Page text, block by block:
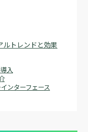
ルトレンドと効果
入
ンターフェース